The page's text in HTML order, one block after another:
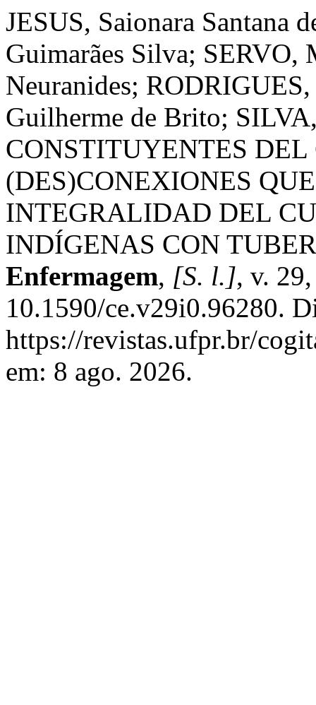
JESUS, Saionara Santana
Guimarães Silva;
Neuranides;
Guilherme de Brito;
CONSTITUYENTES
(DES)CONEXIONES
INTEGRALIDAD DEL
INDÍGENAS CON
Enfermagem, [S. l.], v.
10.1590/ce.v29i0.96280.
https://revistas.ufpr.br/
em: 8 ago. 2026.